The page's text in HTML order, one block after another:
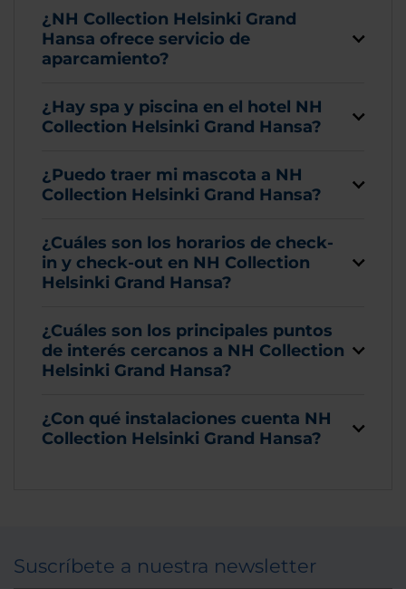
¿NH Collection Helsinki Grand
Hansa ofrece servicio de
aparcamiento?
¿Hay spa y piscina en el hotel NH
Collection Helsinki Grand Hansa?
¿Puedo traer mi mascota a NH
Collection Helsinki Grand Hansa?
¿Cuáles son los horarios de check-
in y check-out en NH Collection
Helsinki Grand Hansa?
¿Cuáles son los principales puntos
de interés cercanos a NH Collection
Helsinki Grand Hansa?
¿Con qué instalaciones cuenta NH
Collection Helsinki Grand Hansa?
Suscríbete a nuestra newsletter